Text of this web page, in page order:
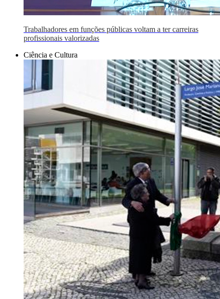
Trabalhadores em funções públicas voltam a ter carreiras
profissionais valorizadas
Ciência e Cultura